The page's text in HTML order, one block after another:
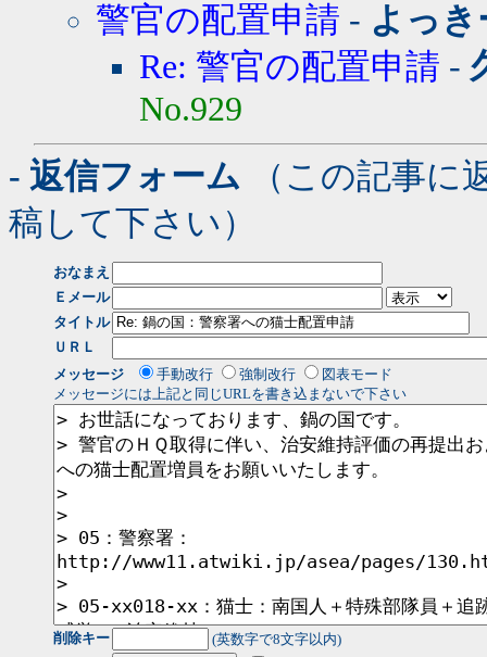
警官の配置申請 - よっ
Re: 警官の配置申請 -
No.929
- 返信フォーム （この記事に
稿して下さい）
おなまえ
Ｅメール
タイトル
ＵＲＬ
メッセージ
手動改行 強制改行
図表モード
メッセージには上記と同じURLを書き込まないで下さい
削除キー
(英数字で8文字以内)